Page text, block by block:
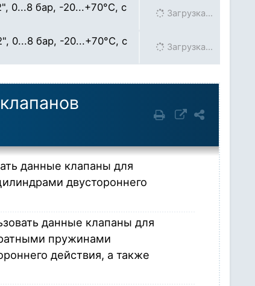
0...8 бар, -20...+70°C, с
Загрузка…
0...8 бар, -20...+70°C, с
Загрузка…
данные клапаны для
двустороннего
данные клапаны для
пружинами
действия, а также